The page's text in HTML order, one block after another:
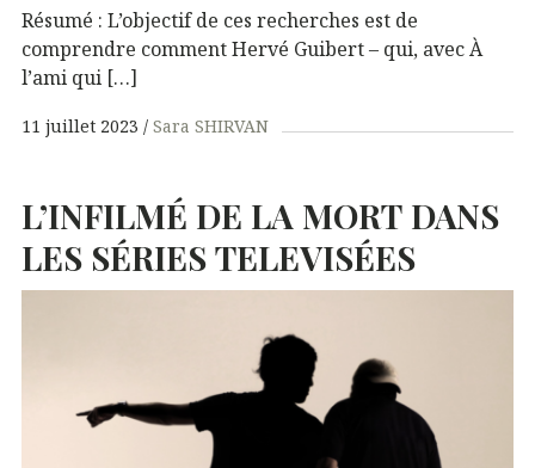
Résumé : L’objectif de ces recherches est de
comprendre comment Hervé Guibert – qui, avec À
l’ami qui […]
11 juillet 2023 Sara SHIRVAN
L’INFILMÉ DE LA MORT DANS
LES SÉRIESTELEVISÉES